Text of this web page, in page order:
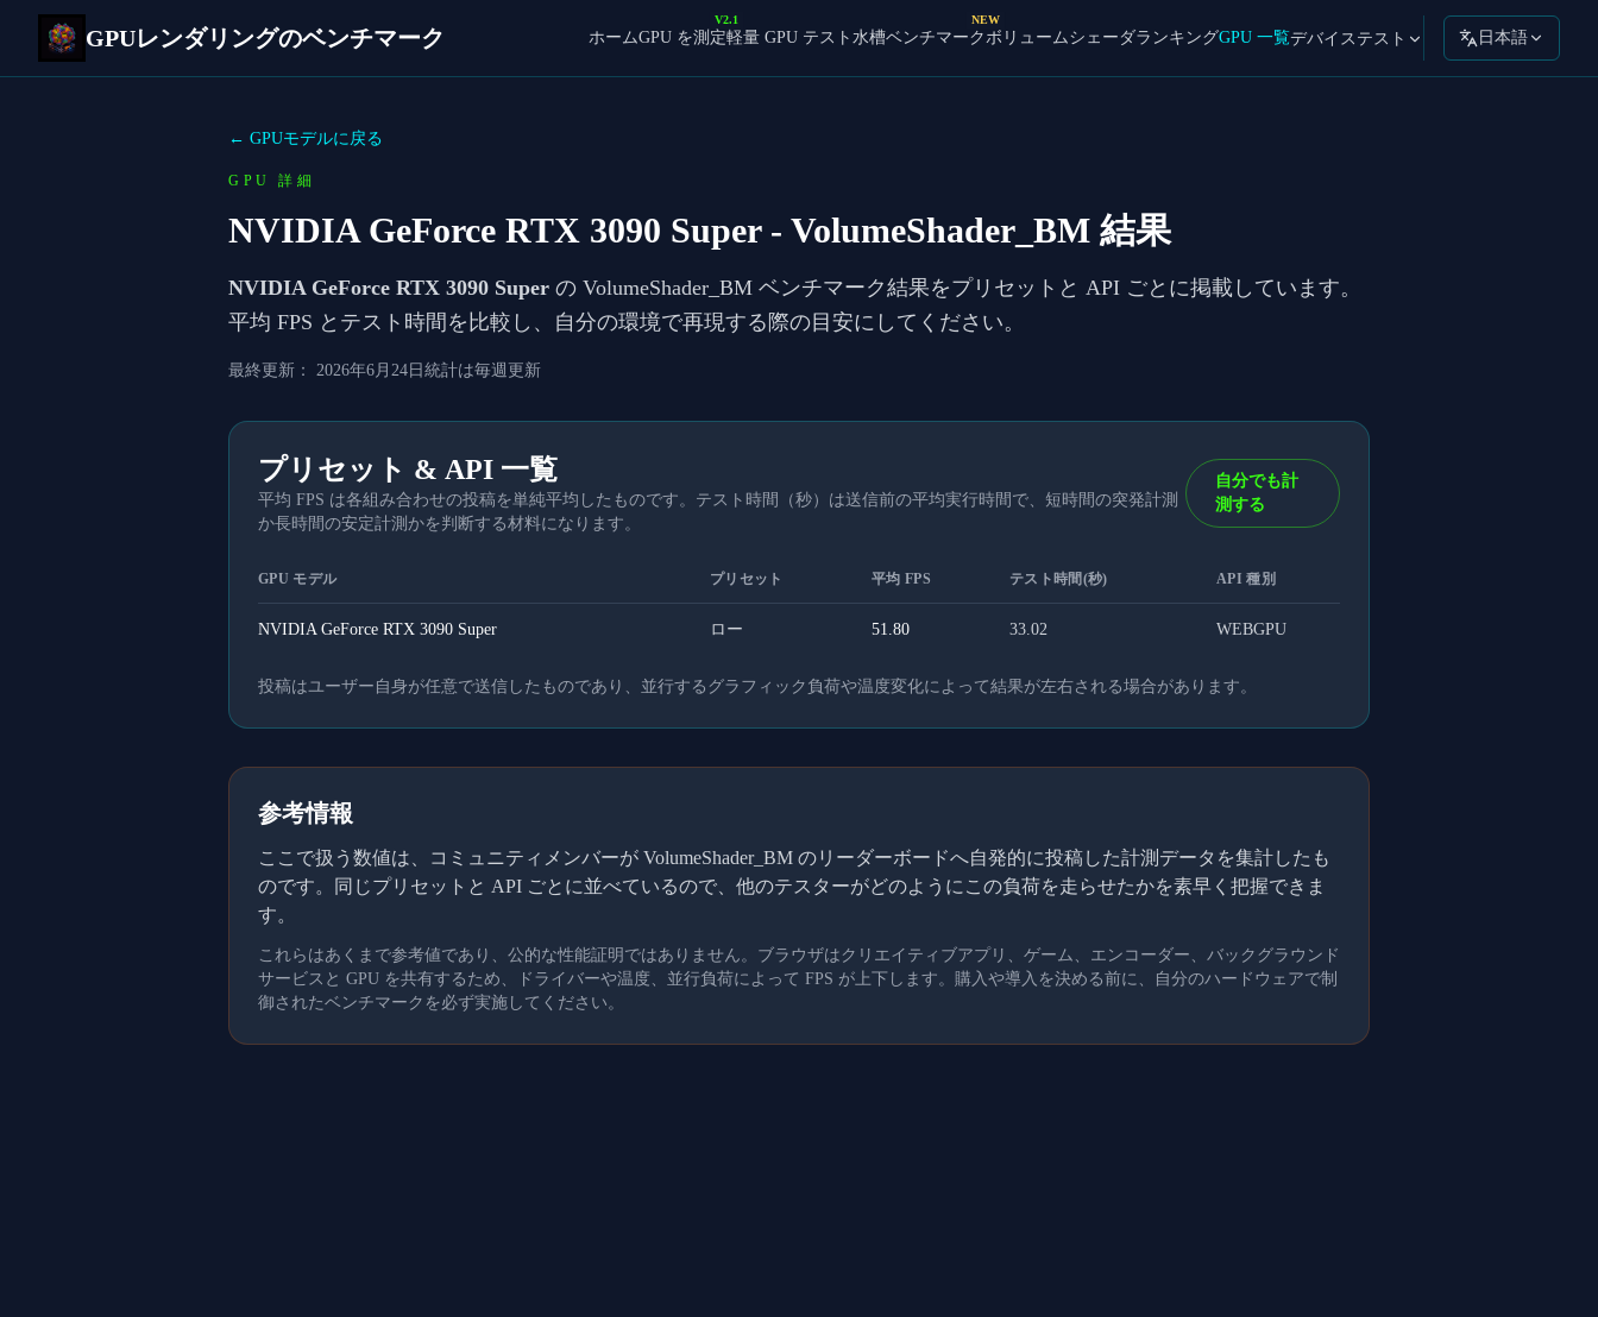
GPUレンダリングのベンチマーク ホームGPU を測定
V2.1
軽量 GPU テスト 水槽ベンチマーク
NEW
ボリュームシェーダランキングGPU 一覧デバイステスト 日本語
← GPUモデルに戻る
GPU 詳細
NVIDIA GeForce RTX 3090 Super- VolumeShader_BM 結果
NVIDIA GeForce RTX 3090 Super の VolumeShader_BM ベンチマーク結果をプリセットと API ごとに掲載しています。
平均 FPS とテスト時間を比較し、自分の環境で再現する際の目安にしてください。
最終更新： 2026年6月24日 統計は毎週更新
プリセット & API 一覧
平均 FPS は各組み合わせの投稿を単純平均したものです。テスト時間（秒）は送信前の平均実行時間で、短時間の突発計測
か長時間の安定計測かを判断する材料になります。
自分でも計
測する
GPU モデル プリセット 平均 FPS テスト時間(秒) API 種別
NVIDIA GeForce RTX 3090 Super ロー 51.80 33.02 WEBGPU
投稿はユーザー自身が任意で送信したものであり、並行するグラフィック負荷や温度変化によって結果が左右される場合があります。
参考情報
ここで扱う数値は、コミュニティメンバーが VolumeShader_BM のリーダーボードへ自発的に投稿した計測データを集計したも
のです。同じプリセットと API ごとに並べているので、他のテスターがどのようにこの負荷を走らせたかを素早く把握できま
す。
これらはあくまで参考値であり、公的な性能証明ではありません。ブラウザはクリエイティブアプリ、ゲーム、エンコーダー、バックグラウンド
サービスと GPU を共有するため、ドライバーや温度、並行負荷によって FPS が上下します。購入や導入を決める前に、自分のハードウェアで制
御されたベンチマークを必ず実施してください。